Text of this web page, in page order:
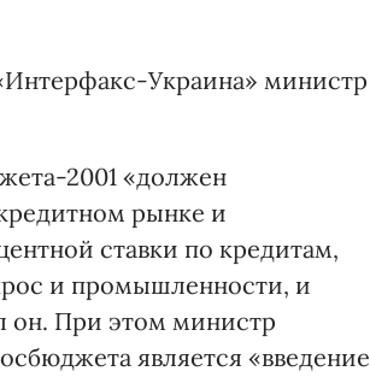
Украина» министр
2001 «должен
рынке и
ставки по кредитам,
и промышленности, и
он. При этом министр
является «введение